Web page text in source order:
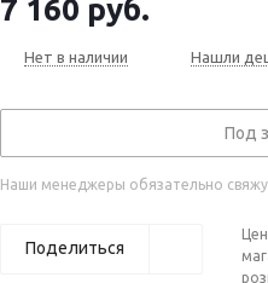
7 160 руб.
Нет в наличии Нашли
Под
Наши менеджеры обязательно
Поделиться